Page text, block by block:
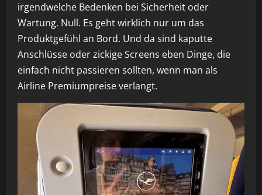
irgendwelche Bedenken bei Sicherheit oder
Wartung. Null. Es geht wirklich nur um das
Produktgefühl an Bord. Und da sind kaputte
Anschlüsse oder zickige Screens eben Dinge, die
einfach nicht passieren sollten, wenn man als
Airline Premiumpreise verlangt.